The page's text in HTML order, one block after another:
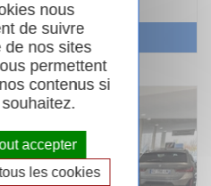
véhicule
nous
de suivre
de nos sites
permettent
contenus si
accepter
les cookies